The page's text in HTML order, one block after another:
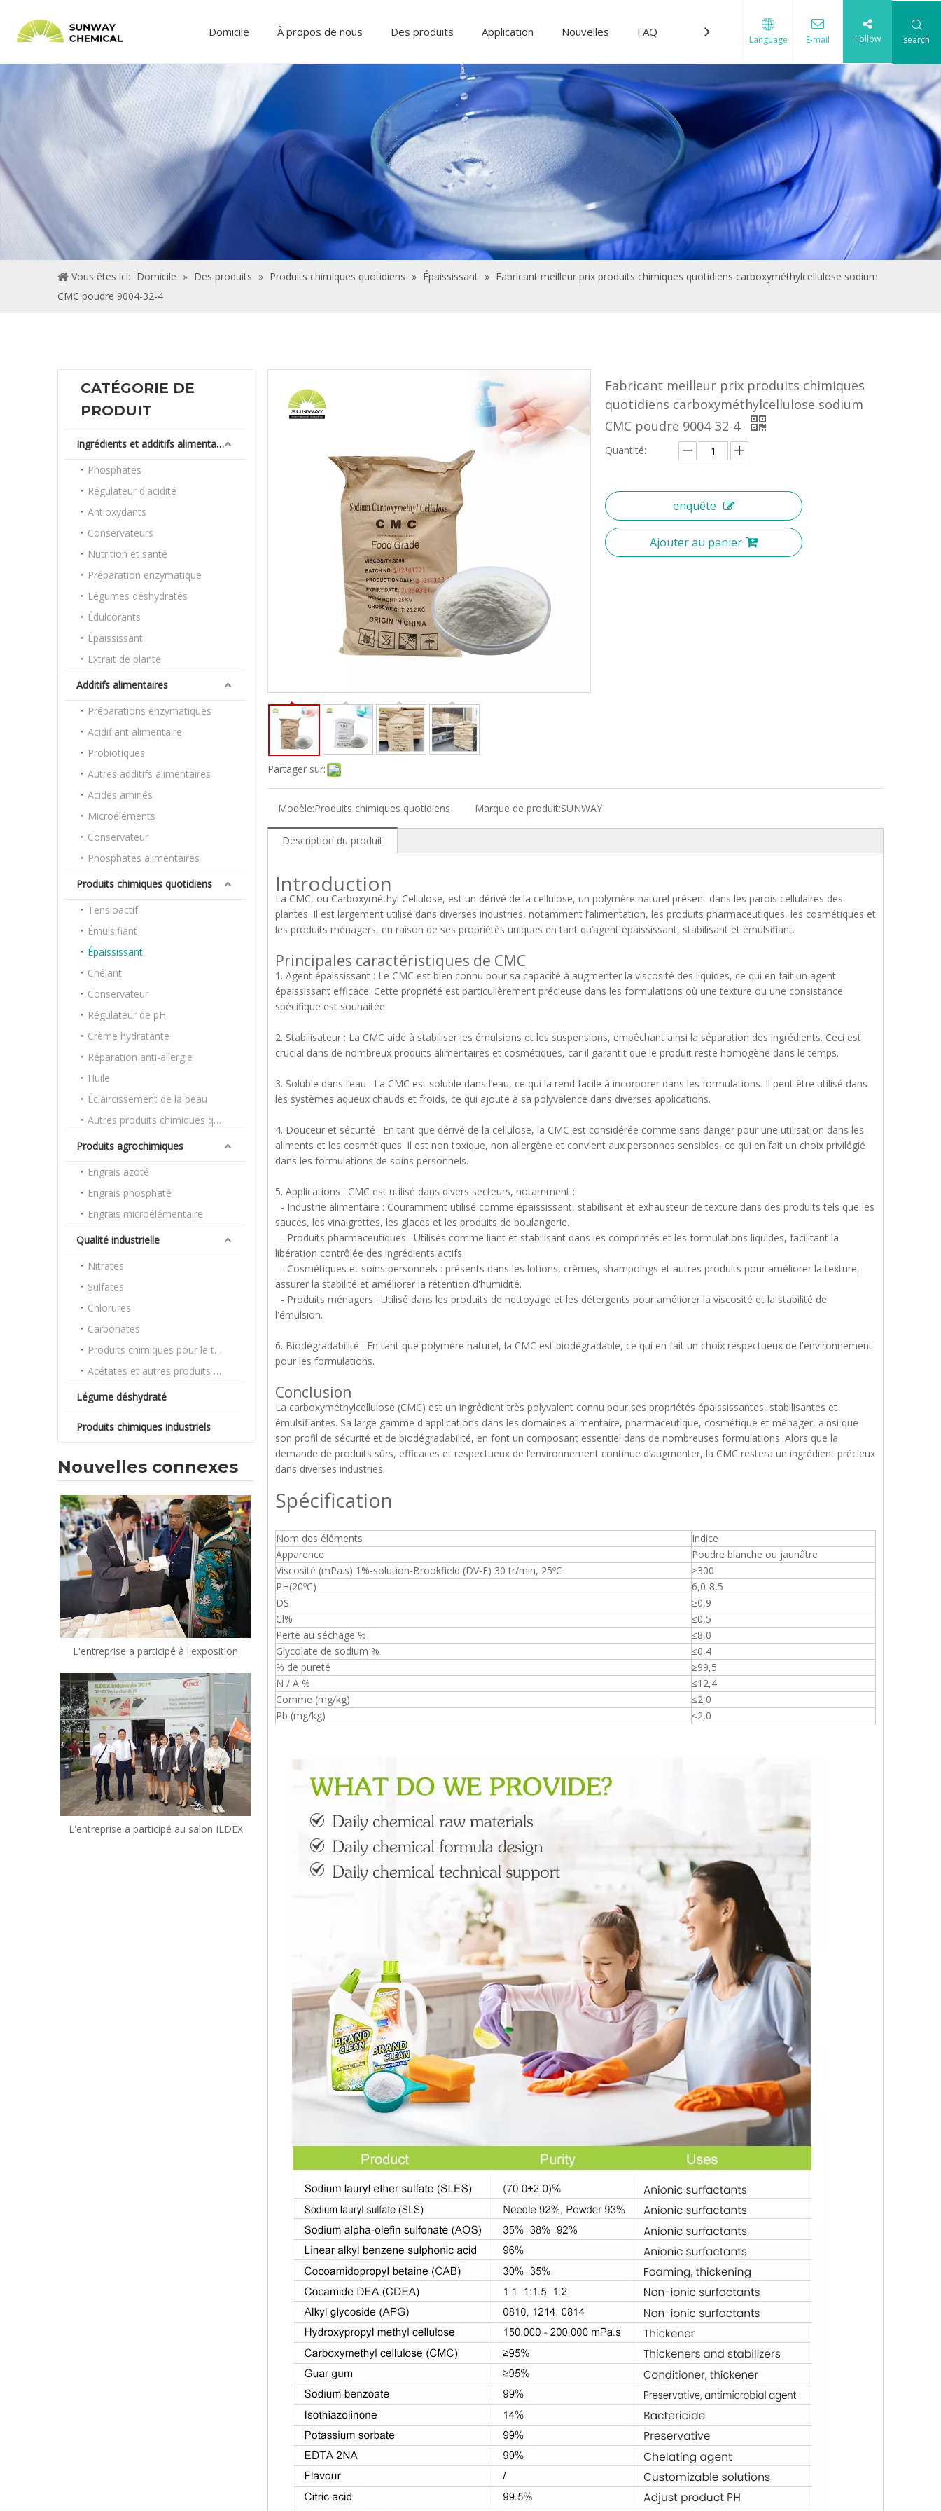
Domicile À propos de nous Des produits Application Nouvelles FAQ Télécharger Nous contacter
Language E-mail Follow search
Vous êtes ici: Domicile » Des produits » Produits chimiques quotidiens » Épaississant » Fabricant meilleur prix produits chimiques quotidiens carboxyméthylcellulose sodium
CMC poudre 9004-32-4
CATÉGORIE DE
PRODUIT
Ingrédients et additifs alimentaires
Phosphates
Régulateur d'acidité
Antioxydants
Conservateurs
Nutrition et santé
Préparation enzymatique
Légumes déshydratés
Édulcorants
Épaississant
Extrait de plante
Additifs alimentaires
Préparations enzymatiques
Acidifiant alimentaire
Probiotiques
Autres additifs alimentaires
Acides aminés
Microéléments
Conservateur
Phosphates alimentaires
Produits chimiques quotidiens
Tensioactif
Émulsifiant
Épaississant
Chélant
Conservateur
Régulateur de pH
Crème hydratante
Réparation anti-allergie
Huile
Éclaircissement de la peau
Autres produits chimiques quotidiens
Produits agrochimiques
Engrais azoté
Engrais phosphaté
Engrais microélémentaire
Qualité industrielle
Nitrates
Sulfates
Chlorures
Carbonates
Produits chimiques pour le traitement de l'eau
Acétates et autres produits chimiques en vrac
Légume déshydraté
Produits chimiques industriels
Nouvelles connexes
L'entreprise a participé à l'exposition
L'entreprise a participé au salon ILDEX
Partager sur:
Fabricant meilleur prix produits chimiques
quotidiens carboxyméthylcellulose sodium
CMC poudre 9004-32-4
Quantité:
enquête
Ajouter au panier
Modèle:Produits chimiques quotidiens Marque de produit:SUNWAY
Description du produit
Introduction
La CMC, ou Carboxyméthyl Cellulose, est un dérivé de la cellulose, un polymère naturel présent dans les parois cellulaires des
plantes. Il est largement utilisé dans diverses industries, notamment l’alimentation, les produits pharmaceutiques, les cosmétiques et
les produits ménagers, en raison de ses propriétés uniques en tant qu’agent épaississant, stabilisant et émulsifiant.
Principales caractéristiques de CMC
1. Agent épaississant : Le CMC est bien connu pour sa capacité à augmenter la viscosité des liquides, ce qui en fait un agent
épaississant efficace. Cette propriété est particulièrement précieuse dans les formulations où une texture ou une consistance
spécifique est souhaitée.
2. Stabilisateur : La CMC aide à stabiliser les émulsions et les suspensions, empêchant ainsi la séparation des ingrédients. Ceci est
crucial dans de nombreux produits alimentaires et cosmétiques, car il garantit que le produit reste homogène dans le temps.
3. Soluble dans l’eau : La CMC est soluble dans l’eau, ce qui la rend facile à incorporer dans les formulations. Il peut être utilisé dans
les systèmes aqueux chauds et froids, ce qui ajoute à sa polyvalence dans diverses applications.
4. Douceur et sécurité : En tant que dérivé de la cellulose, la CMC est considérée comme sans danger pour une utilisation dans les
aliments et les cosmétiques. Il est non toxique, non allergène et convient aux personnes sensibles, ce qui en fait un choix privilégié
dans les formulations de soins personnels.
5. Applications : CMC est utilisé dans divers secteurs, notamment :
- Industrie alimentaire : Couramment utilisé comme épaississant, stabilisant et exhausteur de texture dans des produits tels que les
sauces, les vinaigrettes, les glaces et les produits de boulangerie.
- Produits pharmaceutiques : Utilisés comme liant et stabilisant dans les comprimés et les formulations liquides, facilitant la
libération contrôlée des ingrédients actifs.
- Cosmétiques et soins personnels : présents dans les lotions, crèmes, shampoings et autres produits pour améliorer la texture,
assurer la stabilité et améliorer la rétention d'humidité.
- Produits ménagers : Utilisé dans les produits de nettoyage et les détergents pour améliorer la viscosité et la stabilité de
l'émulsion.
6. Biodégradabilité : En tant que polymère naturel, la CMC est biodégradable, ce qui en fait un choix respectueux de l'environnement
pour les formulations.
Conclusion
La carboxyméthylcellulose (CMC) est un ingrédient très polyvalent connu pour ses propriétés épaississantes, stabilisantes et
émulsifiantes. Sa large gamme d'applications dans les domaines alimentaire, pharmaceutique, cosmétique et ménager, ainsi que
son profil de sécurité et de biodégradabilité, en font un composant essentiel dans de nombreuses formulations. Alors que la
demande de produits sûrs, efficaces et respectueux de l’environnement continue d’augmenter, la CMC restera un ingrédient précieux
dans diverses industries.
Spécification
Nom des éléments
Indice
Apparence
Poudre blanche ou jaunâtre
Viscosité (mPa.s) 1%-solution-Brookfield (DV-E) 30 tr/min, 25ºC
≥300
PH(20ºC)
6,0-8,5
DS
≥0,9
Cl%
≤0,5
Perte au séchage %
≤8,0
Glycolate de sodium %
≤0,4
% de pureté
≥99,5
N / A %
≤12,4
Comme (mg/kg)
≤2,0
Pb (mg/kg)
≤2,0